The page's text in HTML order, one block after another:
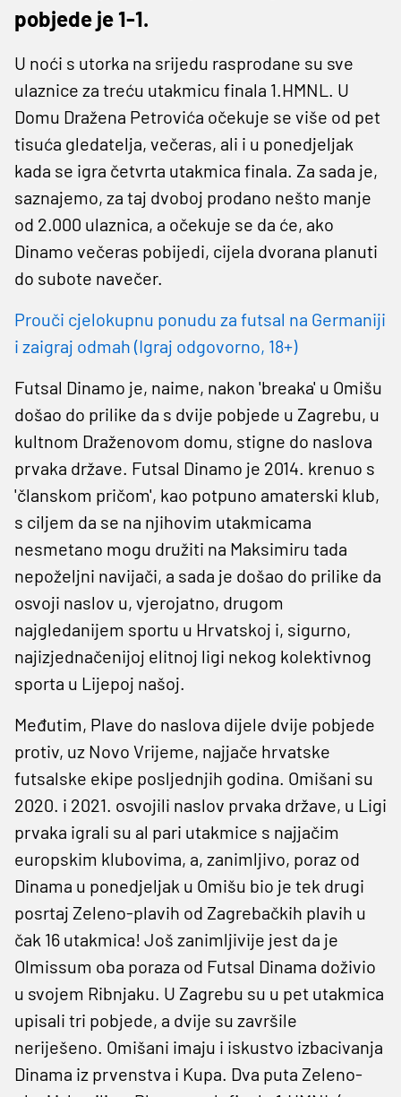
pobjede je 1-1.
U noći s utorka na srijedu rasprodane su sve
ulaznice za treću utakmicu finala 1.HMNL. U
Domu Dražena Petrovića očekuje se više od pet
tisuća gledatelja, večeras, ali i u ponedjeljak
kada se igra četvrta utakmica finala. Za sada je,
saznajemo, za taj dvoboj prodano nešto manje
od 2.000 ulaznica, a očekuje se da će, ako
Dinamo večeras pobijedi, cijela dvorana planuti
do subote navečer.
Prouči cjelokupnu ponudu za futsal na Germaniji
i zaigraj odmah (Igraj odgovorno, 18+)
Futsal Dinamo je, naime, nakon 'breaka' u Omišu
došao do prilike da s dvije pobjede u Zagrebu, u
kultnom Draženovom domu, stigne do naslova
prvaka države. Futsal Dinamo je 2014. krenuo s
'članskom pričom', kao potpuno amaterski klub,
s ciljem da se na njihovim utakmicama
nesmetano mogu družiti na Maksimiru tada
nepoželjni navijači, a sada je došao do prilike da
osvoji naslov u, vjerojatno, drugom
najgledanijem sportu u Hrvatskoj i, sigurno,
najizjednačenijoj elitnoj ligi nekog kolektivnog
sporta u Lijepoj našoj.
Međutim, Plave do naslova dijele dvije pobjede
protiv, uz Novo Vrijeme, najjače hrvatske
futsalske ekipe posljednjih godina. Omišani su
2020. i 2021. osvojili naslov prvaka države, u Ligi
prvaka igrali su al pari utakmice s najjačim
europskim klubovima, a, zanimljivo, poraz od
Dinama u ponedjeljak u Omišu bio je tek drugi
posrtaj Zeleno-plavih od Zagrebačkih plavih u
čak 16 utakmica! Još zanimljivije jest da je
Olmissum oba poraza od Futsal Dinama doživio
u svojem Ribnjaku. U Zagrebu su u pet utakmica
upisali tri pobjede, a dvije su završile
neriješeno. Omišani imaju i iskustvo izbacivanja
Dinama iz prvenstva i Kupa. Dva puta Zeleno-